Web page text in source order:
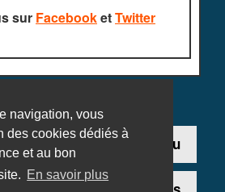
navigation, vous
des cookies dédiés à
et au bon
En savoir plus
sur FacebooketTwitter
Ajouter un jeu